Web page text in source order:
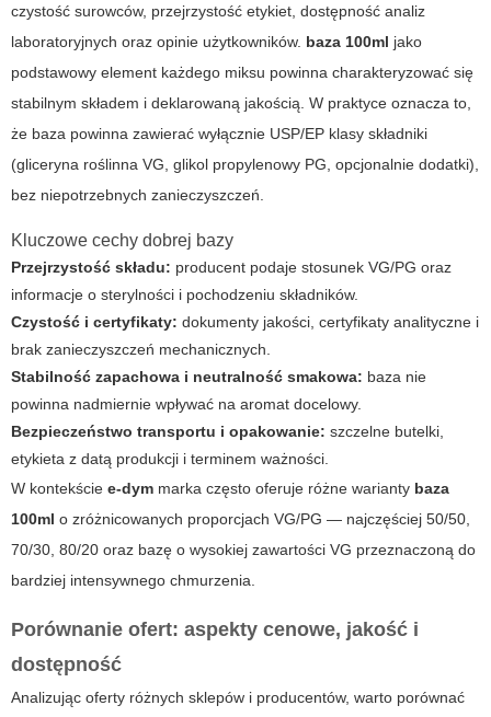
czystość surowców, przejrzystość etykiet, dostępność analiz
laboratoryjnych oraz opinie użytkowników. baza 100ml jako
podstawowy element każdego miksu powinna charakteryzować się
stabilnym składem i deklarowaną jakością. W praktyce oznacza to,
że baza powinna zawierać wyłącznie USP/EP klasy składniki
(gliceryna roślinna VG, glikol propylenowy PG, opcjonalnie dodatki),
bez niepotrzebnych zanieczyszczeń.
Kluczowe cechy dobrej bazy
Przejrzystość składu: producent podaje stosunek VG/PG oraz
informacje o sterylności i pochodzeniu składników.
Czystość i certyfikaty: dokumenty jakości, certyfikaty analityczne i
brak zanieczyszczeń mechanicznych.
Stabilność zapachowa i neutralność smakowa: baza nie
powinna nadmiernie wpływać na aromat docelowy.
Bezpieczeństwo transportu i opakowanie: szczelne butelki,
etykieta z datą produkcji i terminem ważności.
W kontekście e-dym marka często oferuje różne warianty baza
100ml o zróżnicowanych proporcjach VG/PG — najczęściej 50/50,
70/30, 80/20 oraz bazę o wysokiej zawartości VG przeznaczoną do
bardziej intensywnego chmurzenia.
Porównanie ofert: aspekty cenowe, jakość i
dostępność
Analizując oferty różnych sklepów i producentów, warto porównać